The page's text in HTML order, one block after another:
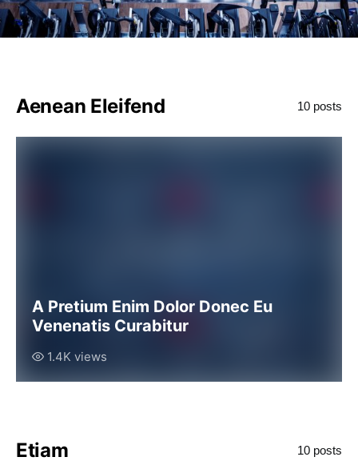
Aenean Eleifend 10 posts
A Pretium Enim Dolor Donec Eu
Venenatis Curabitur
1.4K views
Etiam 10 posts